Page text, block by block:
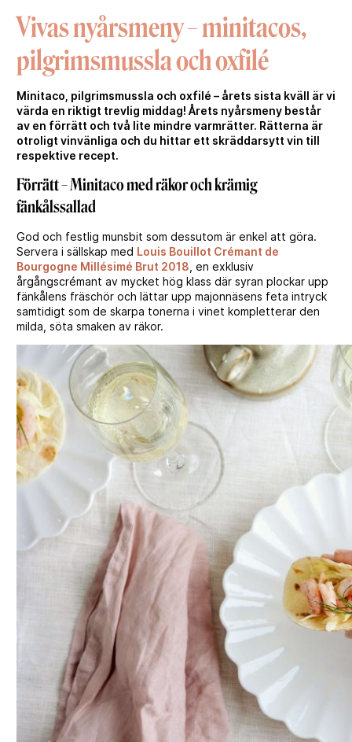
Vivas nyårsmeny – minitacos,
pilgrimsmussla och oxfilé
Minitaco, pilgrimsmussla och oxfilé – årets sista kväll är vi
värda en riktigt trevlig middag! Årets nyårsmeny består
av en förrätt och två lite mindre varmrätter. Rätterna är
otroligt vinvänliga och du hittar ett skräddarsytt vin till
respektive recept.
Förrätt – Minitaco med räkor och krämig
fänkålssallad
God och festlig munsbit som dessutom är enkel att göra.
Servera i sällskap med Louis Bouillot Crémant de
Bourgogne Millésimé Brut 2018 , en exklusiv
årgångscrémant av mycket hög klass där syran plockar upp
fänkålens fräschör och lättar upp majonnäsens feta intryck
samtidigt som de skarpa tonerna i vinet kompletterar den
milda, söta smaken av räkor.